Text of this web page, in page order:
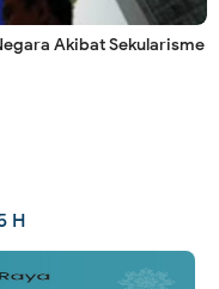
Akibat Sekularisme
H